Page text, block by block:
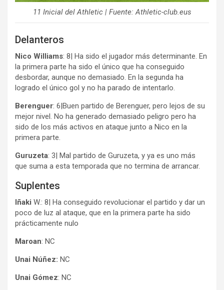
11 Inicial del Athletic | Fuente: Athletic-club.eus
Delanteros
Nico Williams: 8| Ha sido el jugador más determinante. En
la primera parte ha sido el único que ha conseguido
desbordar, aunque no demasiado. En la segunda ha
logrado el único gol y no ha parado de intentarlo.
Berenguer: 6|Buen partido de Berenguer, pero lejos de su
mejor nivel. No ha generado demasiado peligro pero ha
sido de los más activos en ataque junto a Nico en la
primera parte.
Guruzeta: 3| Mal partido de Guruzeta, y ya es uno más
que suma a esta temporada que no termina de arrancar.
Suplentes
Iñaki W.: 8| Ha conseguido revolucionar el partido y dar un
poco de luz al ataque, que en la primera parte ha sido
prácticamente nulo
Maroan: NC
Unai Núñez: NC
Unai Gómez: NC